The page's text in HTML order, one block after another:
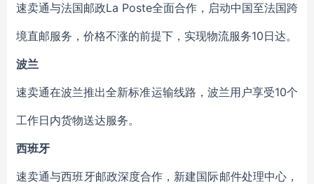
速卖通与法国邮政La Poste全面合作，启动中国至法国跨
境直邮服务，价格不涨的前提下，实现物流服务10日达。
波兰
速卖通在波兰推出全新标准运输线路，波兰用户享受10个
工作日内货物送达服务。
西班牙
速卖通与西班牙邮政深度合作，新建国际邮件处理中心，